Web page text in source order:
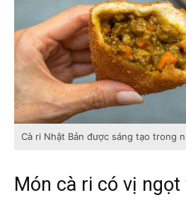
Cà ri Nhật Bản được sáng tạo trong
Món cà ri có vị ngọt